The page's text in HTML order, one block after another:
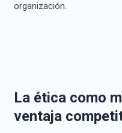
organización.
La ética como
ventaja